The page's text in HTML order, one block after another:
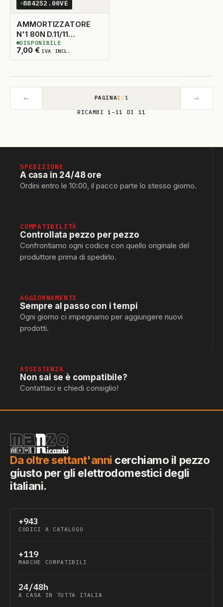
884252.00VE
AMMORTIZZATORE
N'1 80N D.11/11
L.270/310
7,00 € IVA INCL.
4DISPONIBILI
DISPONIBILE
← PAGINA1 /1 →
RICAMBI 1–11 DI 11
SPEDIZIONE
A casa in 24/48 ore
Ordini entro le 10:00, il pacco parte lo stesso giorno.
COMPATIBILITÀ
Controllata pezzo per pezzo
Confrontiamo ogni codice con quello originale del
produttore prima di spedirlo.
AGGIORNAMENTI
Sempre al passo con i tempi
Ogni giorno ci impegnamo per aggiungere nuovi
prodotti.
ASSISTENZA
Non sai se è compatibile?
Contattaci e chiedi consiglio!
Da oltre settant'anni cerchiamo il pezzo
giusto per gli elettrodomestici degli
italiani.
+943
CODICI A CATALOGO
+119
MARCHE COMPATIBILI
24/48h
A CASA IN TUTTA ITALIA